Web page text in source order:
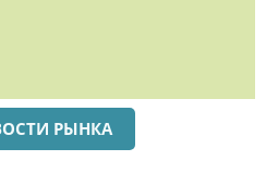
РЫНКА